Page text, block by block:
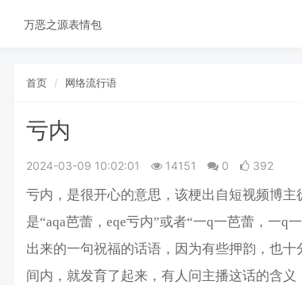
万恶之源表情包
首页 网络流行语
亏内
2024-03-09 10:02:01 14151 0 392
亏内，是很开心的意思，该梗出自短视频博
是“aqa芭蕾，eqe亏内”或者“一q一芭蕾，一q
出来的一句祝福的话语，因为有些押韵，也
间内，就发育了起来，有人问主播这话的含